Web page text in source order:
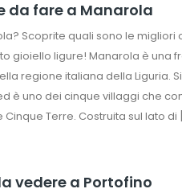
da fare a Manarola
Scoprite quali sono le migliori
gioiello ligure! Manarola è una
regione italiana della Liguria.
è uno dei cinque villaggi che
Terre. Costruita sul lato di
vedere a Portofino